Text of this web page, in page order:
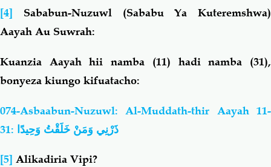
[4]
Sababun-Nuzuwl (Sababu Ya Kuteremshwa)
Aayah Au Suwrah:
Kuanzia Aayah hii namba (11) hadi namba (31),
bonyeza kiungo kifuatacho:
074-Asbaabun-Nuzuwl: Al-Muddath-thir Aayah 11-
31: ذَرْنِي وَمَنْ خَلَقْتُ وَحِيدًا
[5] Alikadiria Vipi?